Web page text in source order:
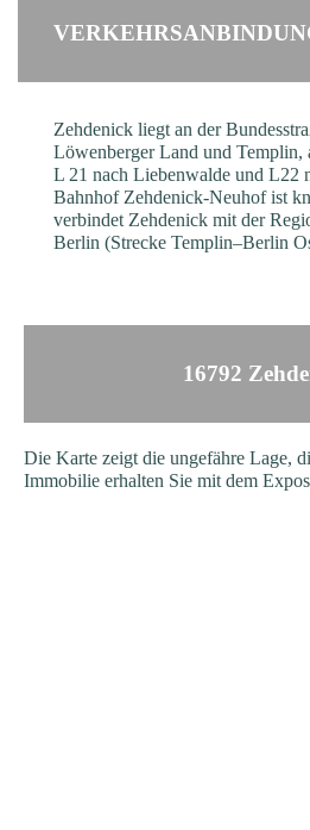
Zehdenick liegt an der
Löwenberger Land und Templin,
L 21 nach Liebenwalde und L22
Bahnhof Zehdenick-Neuhof ist
verbindet Zehdenick mit der
Berlin (Strecke Templin–Berlin
16792
Die Karte zeigt die ungefähre Lage,
Immobilie erhalten Sie mit dem